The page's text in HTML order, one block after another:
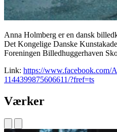
Anna Holmberg er en dansk
Det Kongelige Danske
Foreningen Billedhuggerhaven
Link: https://www.facebook.com/
1144399875606611/?fref=ts
Værker